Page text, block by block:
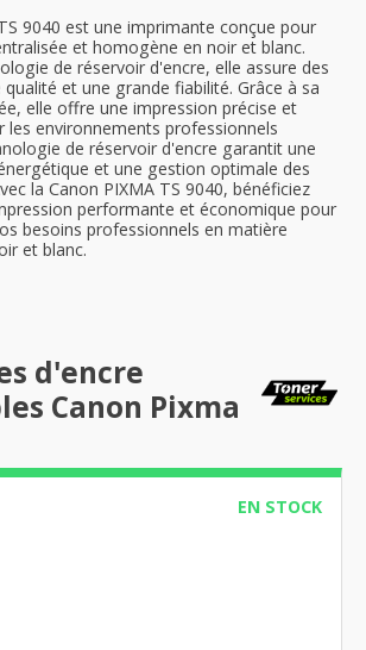
9040 est une imprimante conçue pour
et homogène en noir et blanc.
de réservoir d'encre, elle assure des
et une grande fiabilité. Grâce à sa
elle offre une impression précise et
les environnements professionnels
de réservoir d'encre garantit une
et une gestion optimale des
la Canon PIXMA TS 9040, bénéficiez
performante et économique pour
besoins professionnels en matière
et blanc.
d'encre
Canon Pixma
EN STOCK